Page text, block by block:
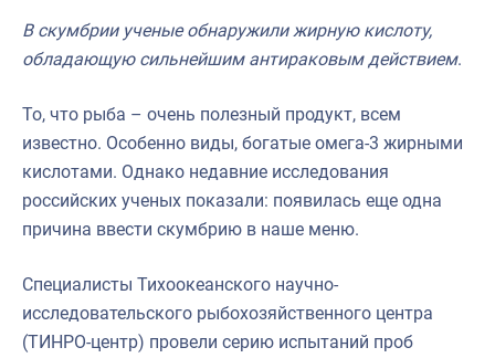
Отраслевые СМИ
Научно-практическая литература
Рыбоохрана России
Отрасль в цифрах
Большая африканская экспедиция
В скумбрии ученые обнаружили жирную кислоту,
обладающую сильнейшим антираковым действием.
То, что рыба – очень полезный продукт, всем
известно. Особенно виды, богатые омега-3 жирными
кислотами. Однако недавние исследования
российских ученых показали: появилась еще одна
причина ввести скумбрию в наше меню.
Cпециалисты Тихоокеанского научно-
исследовательского рыбохозяйственного центра
(ТИНРО-центр) провели серию испытаний проб